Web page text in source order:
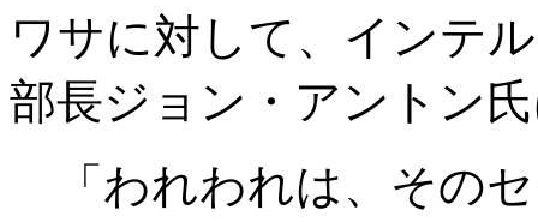
ワサに対して、インテ
部長ジョン・アントン
「われわれは、そのセ